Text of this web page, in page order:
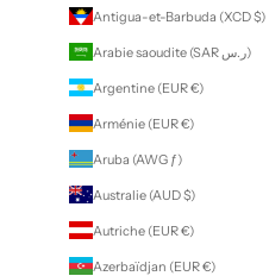
Antigua-et-Barbuda (XCD $)
Arabie saoudite (SAR ر.س)
Argentine (EUR €)
Arménie (EUR €)
Aruba (AWG ƒ)
Australie (AUD $)
Autriche (EUR €)
Azerbaïdjan (EUR €)